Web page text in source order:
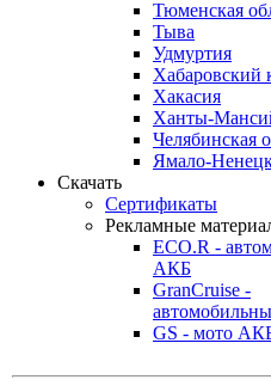
Тюменская
Тыва
Удмуртия
Хабаровский
Хакасия
Ханты-
Челябинская
Ямало-
Скачать
Сертификаты
Рекламные
ECO.R -
АКБ
GranCruise -
GS - мото